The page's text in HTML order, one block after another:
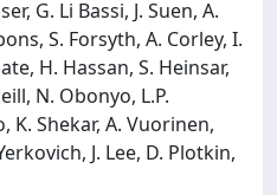
G. Li Bassi, J. Suen, A.
S. Forsyth, A. Corley, I.
H. Hassan, S. Heinsar,
N. Obonyo, L.P.
K. Shekar, A. Vuorinen,
J. Lee, D. Plotkin,